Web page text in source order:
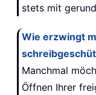
stets mit
Wie erzwingt
Manchmal
Öffnen Ihrer